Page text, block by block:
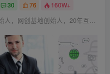
30 76 160W+
司马君学习社区创始人，网创基地创始人，20年互联网创业老兵！